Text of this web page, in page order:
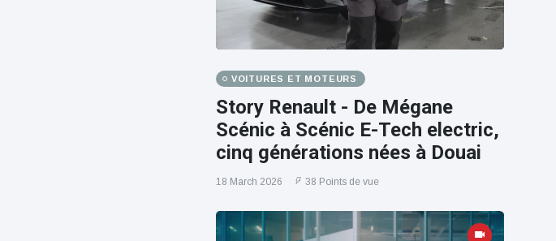
VOITURES ET MOTEURS
Story Renault - De Mégane
Scénic à Scénic E-Tech electric,
cinq générations nées à Douai
18 March 2026 38 Points de vue